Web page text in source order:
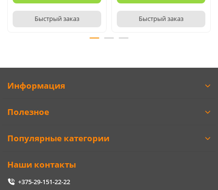
Быстрый заказ Быстрый заказ
Информация
Полезное
Популярные категории
Наши контакты
+375-29-151-22-22